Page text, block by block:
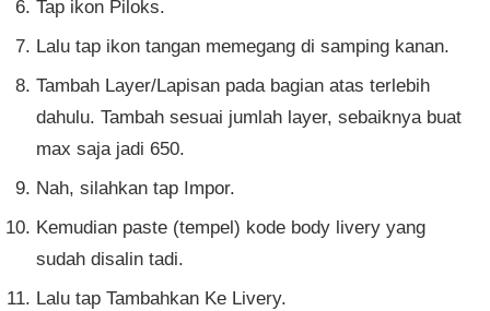
Tap ikon Piloks.
Lalu tap ikon tangan memegang di samping kanan.
Tambah Layer/Lapisan pada bagian atas terlebih
dahulu. Tambah sesuai jumlah layer, sebaiknya buat
max saja jadi 650.
Nah, silahkan tap Impor.
Kemudian paste (tempel) kode body livery yang
sudah disalin tadi.
Lalu tap Tambahkan Ke Livery.